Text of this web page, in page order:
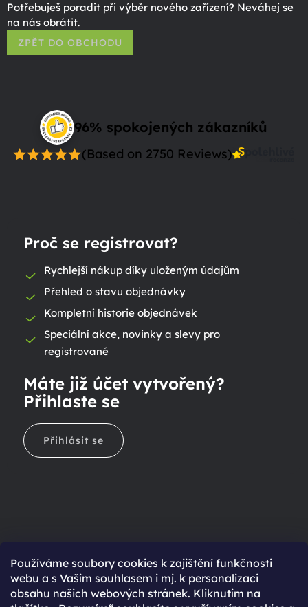
Používáme soubory cookies k zajištění funkčnosti
webu a s Vaším souhlasem i mj. k personalizaci
obsahu našich webových stránek. Kliknutím na
Potřebuješ poradit při výběr nového zařízení? Neváhej se
na nás obrátit.
ZPĚT DO OBCHODU
96% spokojených zákazníků
(Based on 2750 Reviews)
Proč se registrovat?
Rychlejší nákup díky uloženým údajům
Přehled o stavu objednávky
Kompletní historie objednávek
Speciální akce, novinky a slevy pro
registrované
Máte již účet vytvořený?
Přihlaste se
Přihlásit se
Ještě nemáte účet?
Rychlejší nákup díky uloženým údajům